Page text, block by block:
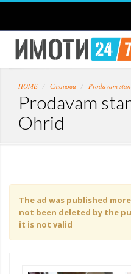
HOME Станови Prodavam
Prodavam
Ohrid
The ad was published
not been deleted by the
it is not valid